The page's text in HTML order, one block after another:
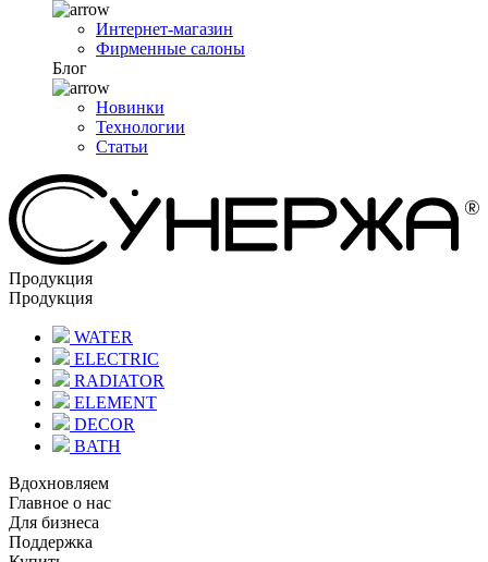
Интернет-магазин
Фирменные салоны
Блог
Новинки
Технологии
Статьи
Продукция
Продукция
WATER
ELECTRIC
RADIATOR
ELEMENT
DECOR
BATH
Вдохновляем
Главное о нас
Для бизнеса
Поддержка